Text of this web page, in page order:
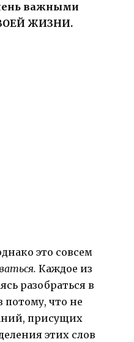
важными
ЖИЗНИ.
это совсем
Каждое из
разобраться в
что не
присущих
этих слов